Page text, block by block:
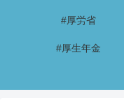
#厚労省
#厚生年金